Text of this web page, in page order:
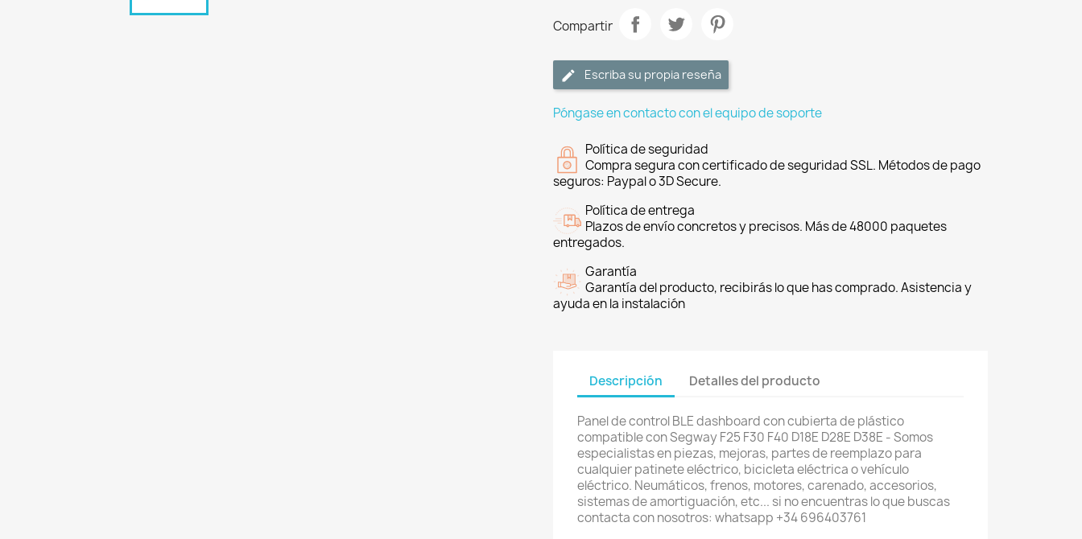
Compartir
Escriba su propia reseña
Póngase en contacto con el equipo de soporte
Política de seguridad
Compra segura con certificado de seguridad SSL. Métodos de pago
seguros: Paypal o 3D Secure.
Política de entrega
Plazos de envío concretos y precisos. Más de 48000 paquetes
entregados.
Garantía
Garantía del producto, recibirás lo que has comprado. Asistencia y
ayuda en la instalación
Descripción Detalles del producto
Panel de control BLE dashboard con cubierta de plástico
compatible con Segway F25 F30 F40 D18E D28E D38E - Somos
especialistas en piezas, mejoras, partes de reemplazo para
cualquier patinete eléctrico, bicicleta eléctrica o vehículo
eléctrico. Neumáticos, frenos, motores, carenado, accesorios,
sistemas de amortiguación, etc... si no encuentras lo que buscas
contacta con nosotros: whatsapp +34 696403761